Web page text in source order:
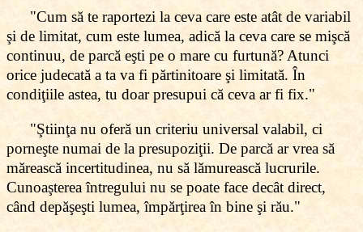
"Cum să te raportezi la ceva care este atât de variabil
şi de limitat, cum este lumea, adică la ceva care se mişcă
continuu, de parcă eşti pe o mare cu furtună? Atunci
orice judecată a ta va fi părtinitoare şi limitată. În
condiţiile astea, tu doar presupui că ceva ar fi fix."
"Ştiinţa nu oferă un criteriu universal valabil, ci
porneşte numai de la presupoziţii. De parcă ar vrea să
mărească incertitudinea, nu să lămurească lucrurile.
Cunoaşterea întregului nu se poate face decât direct,
când depăşeşti lumea, împărţirea în bine şi rău."